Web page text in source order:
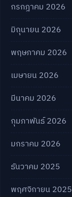
กรกฎาคม 2026
มิถุนายน 2026
พฤษภาคม 2026
เมษายน 2026
มีนาคม 2026
กุมภาพันธ์ 2026
มกราคม 2026
ธันวาคม 2025
พฤศจิกายน 2025